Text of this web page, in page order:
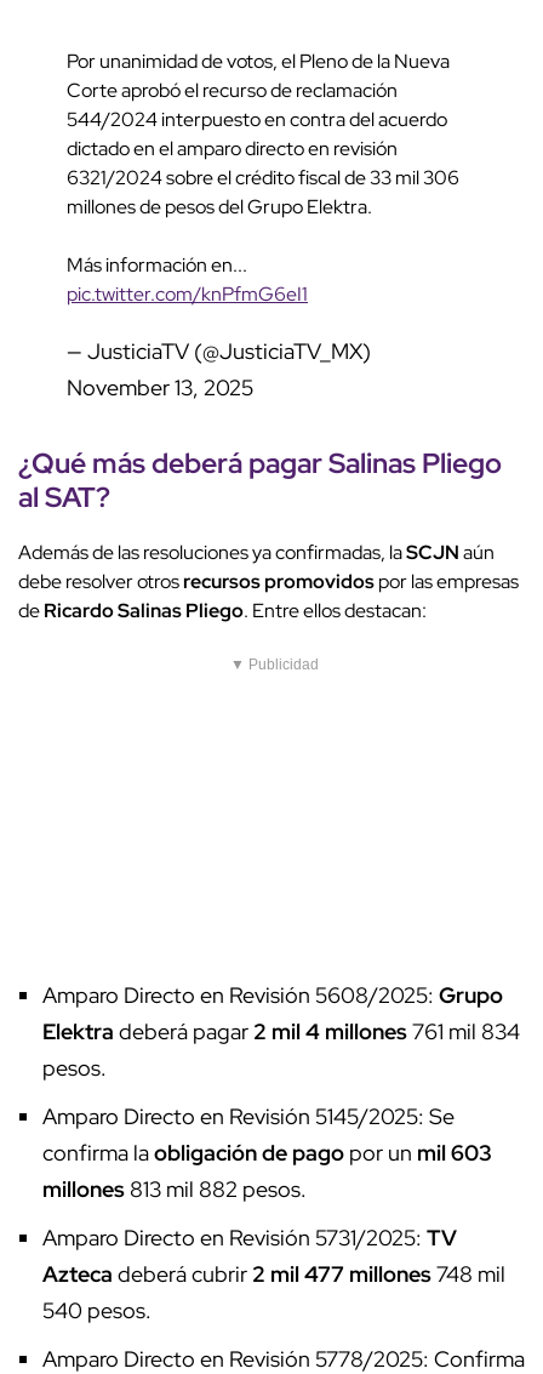
Por unanimidad de votos, el Pleno de la Nueva
Corte aprobó el recurso de reclamación
544/2024 interpuesto en contra del acuerdo
dictado en el amparo directo en revisión
6321/2024 sobre el crédito fiscal de 33 mil 306
millones de pesos del Grupo Elektra.
Más información en...
pic.twitter.com/knPfmG6eI1
— JusticiaTV (@JusticiaTV_MX)
November 13, 2025
¿Qué más deberá pagar Salinas Pliego
al SAT?
Además de las resoluciones ya confirmadas, laSCJNaún
debe resolver otrosrecursos promovidospor las empresas
deRicardo Salinas Pliego. Entre ellos destacan:
▼ Publicidad
Amparo Directo en Revisión 5608/2025: Grupo
Elektra deberá pagar 2 mil 4 millones761 mil 834
pesos.
Amparo Directo en Revisión 5145/2025: Se
confirma laobligación de pago por un mil 603
millones 813 mil 882 pesos.
Amparo Directo en Revisión 5731/2025: TV
Azteca deberá cubrir 2 mil 477 millones748 mil
540 pesos.
Amparo Directo en Revisión 5778/2025: Confirma